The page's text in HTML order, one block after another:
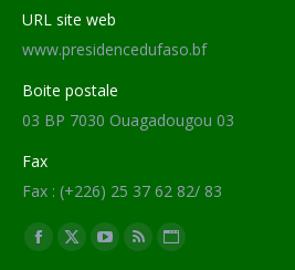
URL site web
www.presidencedufaso.bf
Boite postale
03 BP 7030 Ouagadougou 03
Fax
Fax : (+226) 25 37 62 82/ 83
Trouvez nous sur :
Facebook
X
YouTube
RSS Site